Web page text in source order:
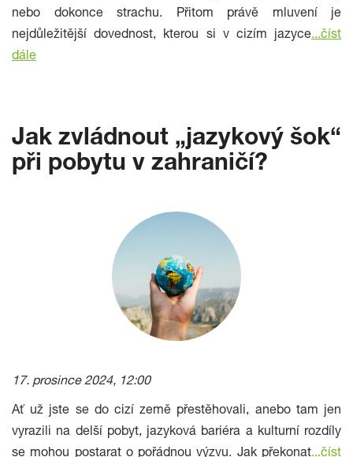
nebo dokonce strachu. Přitom právě mluvení je
nejdůležitější dovednost, kterou si v cizím jazyce...číst
dále
Jak zvládnout „jazykový šok“
při pobytu v zahraničí?
17. prosince 2024, 12:00
Ať už jste se do cizí země přestěhovali, anebo tam jen
vyrazili na delší pobyt, jazyková bariéra a kulturní rozdíly
se mohou postarat o pořádnou výzvu. Jak překonat...číst